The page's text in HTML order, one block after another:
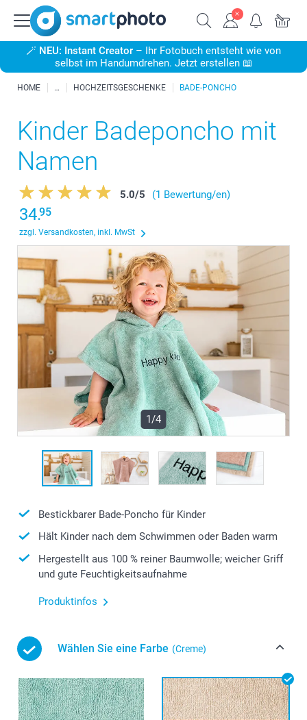
🪄 NEU: Instant Creator – Ihr Fotobuch entsteht wie von
selbst im Handumdrehen. Jetzt erstellen 📖
HOME HOCHZEITSGESCHENKE BADE-PONCHO
Kinder Badeponcho mit
Namen
5.0/5 (1 Bewertung/en)
34.95
zzgl. Versandkosten, inkl. MwSt
1/4
Bestickbarer Bade-Poncho für Kinder
Hält Kinder nach dem Schwimmen oder Baden warm
Hergestellt aus 100 % reiner Baumwolle; weicher Griff
und gute Feuchtigkeitsaufnahme
Produktinfos
Wählen Sie eine Farbe (Creme)